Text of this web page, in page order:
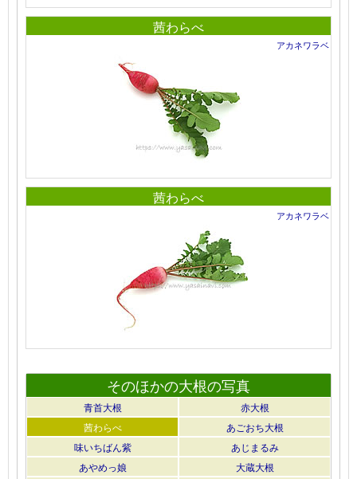
茜わらべ
アカネワラベ
茜わらべ
アカネワラベ
そのほかの大根の写真
青首大根
赤大根
茜わらべ
あごおち大根
味いちばん紫
あじまるみ
あやめっ娘
大蔵大根